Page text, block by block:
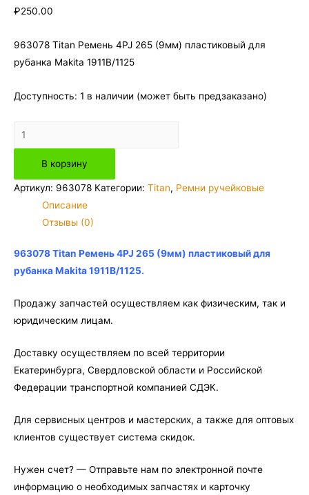
₽250.00
963078 Titan Ремень 4PJ 265 (9мм) пластиковый для
рубанка Makita 1911B/1125
Доступность: 1 в наличии (может быть предзаказано)
Количество
товара
963078
Titan
(9мм)
пластиковый
рубанка
Makita
В корзину
Артикул: 963078 Категории: Titan, Ремни ручейковые
Описание
Отзывы (0)
963078 Titan Ремень 4PJ 265 (9мм) пластиковый для
рубанка Makita 1911B/1125.
Продажу запчастей осуществляем как физическим, так и
юридическим лицам.
Доставку осуществляем по всей территории
Екатеринбурга, Свердловской области и Российской
Федерации транспортной компанией СДЭК.
Для сервисных центров и мастерских, а также для оптовых
клиентов существует система скидок.
Нужен счет? — Отправьте нам по электронной почте
информацию о необходимых запчастях и карточку